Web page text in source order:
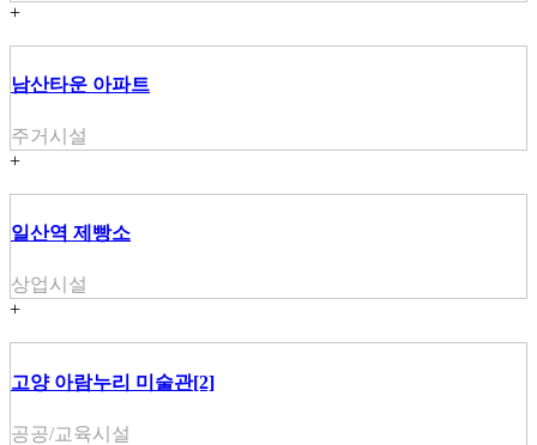
+
남산타운 아파트
주거시설
+
일산역 제빵소
상업시설
+
고양 아람누리 미술관[2]
공공/교육시설